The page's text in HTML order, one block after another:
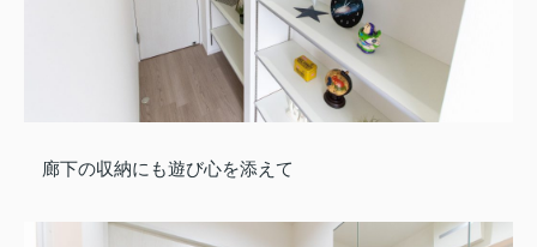
廊下の収納にも遊び心を添えて